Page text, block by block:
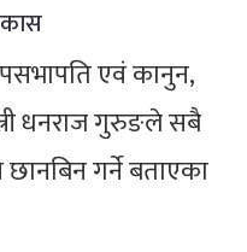
एवं कानुन,
धनराज गुरुङले सबै
गर्ने बताएका